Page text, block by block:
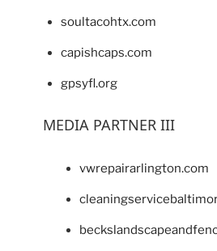
soultacohtx.com
capishcaps.com
gpsyfl.org
MEDIA PARTNER III
vwrepairarlington.com